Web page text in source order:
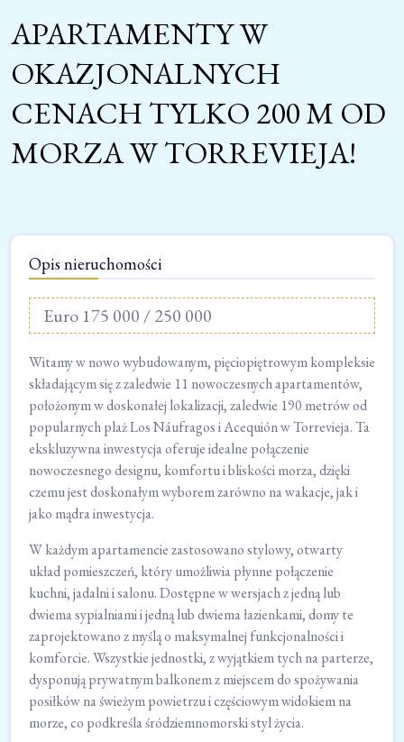
APARTAMENTY W
OKAZJONALNYCH
CENACH TYLKO 200 M OD
MORZA W TORREVIEJA!
Opis nieruchomości
Euro 175 000 / 250 000
Witamy w nowo wybudowanym, pięciopiętrowym kompleksie
składającym się z zaledwie 11 nowoczesnych apartamentów,
położonym w doskonałej lokalizacji, zaledwie 190 metrów od
popularnych plaż Los Náufragos i Acequión w Torrevieja. Ta
ekskluzywna inwestycja oferuje idealne połączenie
nowoczesnego designu, komfortu i bliskości morza, dzięki
czemu jest doskonałym wyborem zarówno na wakacje, jak i
jako mądra inwestycja.
W każdym apartamencie zastosowano stylowy, otwarty
układ pomieszczeń, który umożliwia płynne połączenie
kuchni, jadalni i salonu. Dostępne w wersjach z jedną lub
dwiema sypialniami i jedną lub dwiema łazienkami, domy te
zaprojektowano z myślą o maksymalnej funkcjonalności i
komforcie. Wszystkie jednostki, z wyjątkiem tych na parterze,
dysponują prywatnym balkonem z miejscem do spożywania
posiłków na świeżym powietrzu i częściowym widokiem na
morze, co podkreśla śródziemnomorski styl życia.